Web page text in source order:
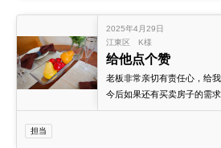
2025年4月29日
江東区 K様
给他点个赞
老板非常亲切有责任心，给
今后如果还有买卖房子的需
专业，为客户着想的老板！
担当